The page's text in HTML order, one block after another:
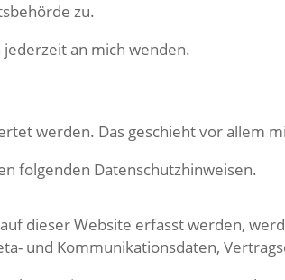
zu.
an mich wenden.
werden. Das geschieht vor allem
folgenden Datenschutzhinweisen.
dieser Website erfasst werden,
und Kommunikationsdaten,